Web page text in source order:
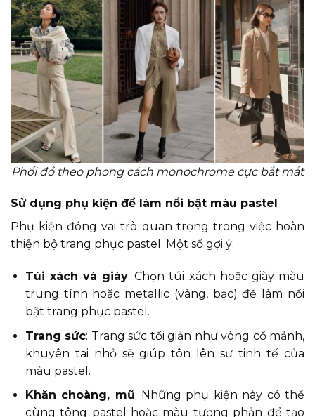
Phối đồ theo phong cách monochrome cực bắt mắt
Sử dụng phụ kiện để làm nổi bật màu pastel
Phụ kiện đóng vai trò quan trọng trong việc hoàn
thiện bộ trang phục pastel. Một số gợi ý:
Túi xách và giày: Chọn túi xách hoặc giày màu
trung tính hoặc metallic (vàng, bạc) để làm nổi
bật trang phục pastel.
Trang sức: Trang sức tối giản như vòng cổ mảnh,
khuyên tai nhỏ sẽ giúp tôn lên sự tinh tế của
màu pastel.
Khăn choàng, mũ: Những phụ kiện này có thể
cùng tông pastel hoặc màu tương phản để tạo